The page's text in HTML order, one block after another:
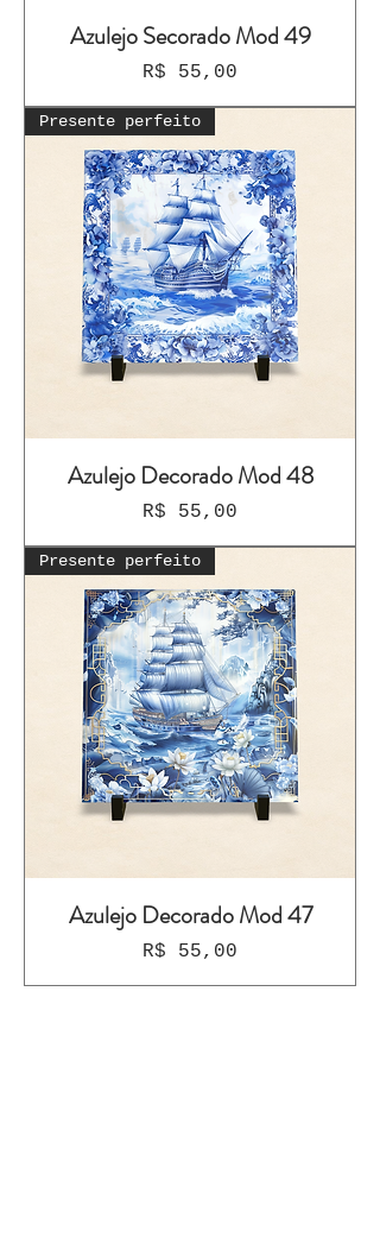
Azulejo Secorado Mod 49
Preço
R$ 55,00
Presente perfeito
Azulejo Decorado Mod 48
Preço
R$ 55,00
Presente perfeito
Azulejo Decorado Mod 47
Preço
R$ 55,00